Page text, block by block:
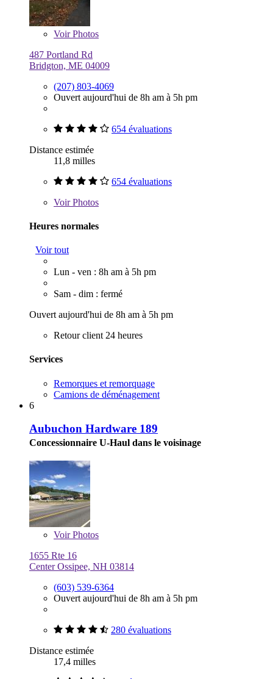
VoirPhotos
487 Portland Rd
Bridgton, ME 04009
(207) 803-4069
Ouvert aujourd'hui de 8h am à 5h pm
654 évaluations
Distance estimée
11,8 milles
654 évaluations
VoirPhotos
Heures normales
Voir tout
Lun - ven : 8h am à 5h pm
Sam - dim : fermé
Ouvert aujourd'hui de 8h am à 5h pm
Retour client 24 heures
Services
Remorques et remorquage
Camions de déménagement
6
Aubuchon Hardware 189
Concessionnaire U-Haul dans le voisinage
VoirPhotos
1655 Rte 16
Center Ossipee, NH 03814
(603) 539-6364
Ouvert aujourd'hui de 8h am à 5h pm
280 évaluations
Distance estimée
17,4 milles